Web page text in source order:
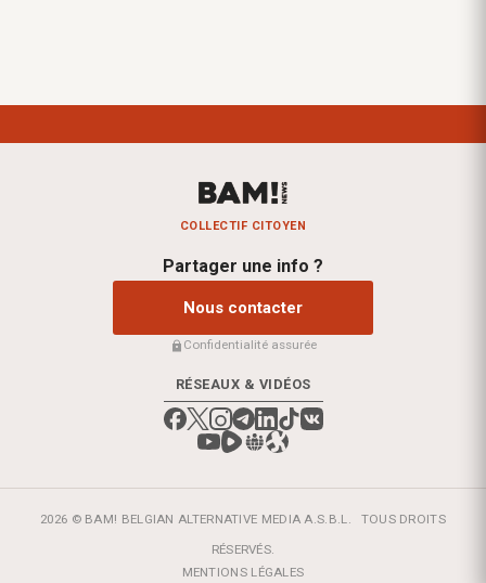
COLLECTIF CITOYEN
Partager une info ?
Nous contacter
Confidentialité assurée
RÉSEAUX & VIDÉOS
2026 © BAM! BELGIAN ALTERNATIVE MEDIA A.S.B.L.
TOUS DROITS
RÉSERVÉS.
MENTIONS LÉGALES